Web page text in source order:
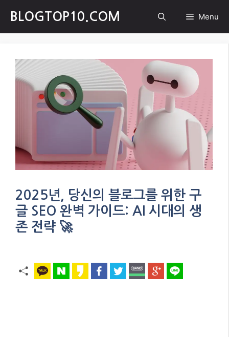
content
BLOGTOP10.COM Menu
2025년, 당신의 블로그를 위한 구
글 SEO 완벽 가이드: AI 시대의 생
존 전략 🚀